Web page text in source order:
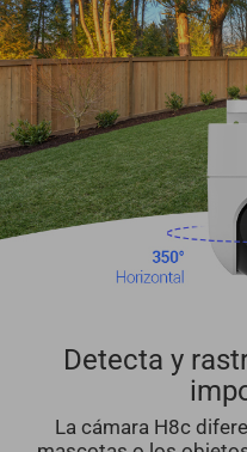
Detecta y
La cámara H8c